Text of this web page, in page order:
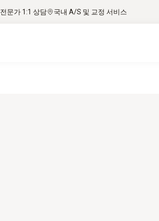
전문가 1:1 상담 국내 A/S 및 교정 서비스